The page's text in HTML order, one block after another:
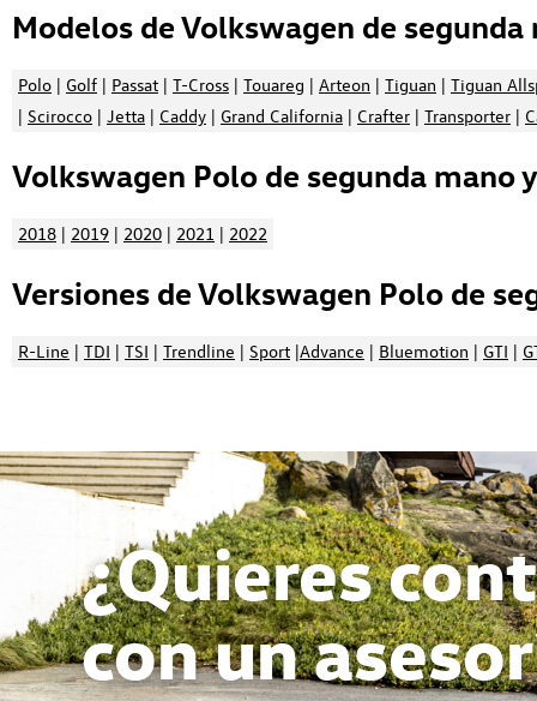
Modelos de Volkswagen de segunda
Polo | Golf | Passat | T-Cross | Touareg | Arteon | Tiguan | Tiguan
| Scirocco | Jetta | Caddy | Grand California | Crafter | Transporter |
Volkswagen Polo de segunda mano
2018 | 2019 | 2020 | 2021 | 2022
Versiones de Volkswagen Polo de
R-Line | TDI | TSI | Trendline | Sport |Advance | Bluemotion | GTI |
¿Quieres
con un